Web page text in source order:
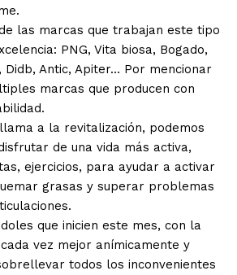
las marcas que trabajan este tipo
PNG, Vita biosa, Bogado,
Didb, Antic, Apiter… Por mencionar
marcas que producen con
a la revitalización, podemos
de una vida más activa,
ejercicios, para ayudar a activar
grasas y superar problemas
que inicien este mes, con la
vez mejor anímicamente y
todos los inconvenientes